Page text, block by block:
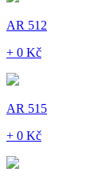
AR 512
+ 0 Kč
AR 515
+ 0 Kč